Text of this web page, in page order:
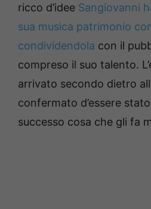
ricco d’idee Sangiovanni
sua musica patrimonio
condividendola con il
compreso il suo talento.
arrivato secondo dietro
confermato d’essere
successo cosa che gli fa